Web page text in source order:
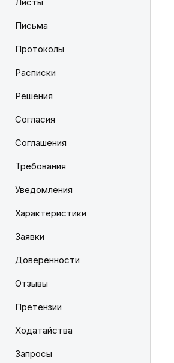
Письма
Протоколы
Расписки
Решения
Согласия
Соглашения
Требования
Уведомления
Характеристики
Заявки
Доверенности
Отзывы
Претензии
Ходатайства
Запросы